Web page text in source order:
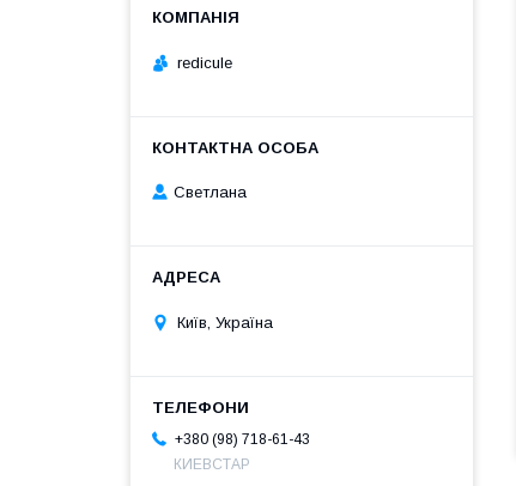
redicule
Светлана
Київ, Україна
+380 (98) 718-61-43
КИЕВСТАР